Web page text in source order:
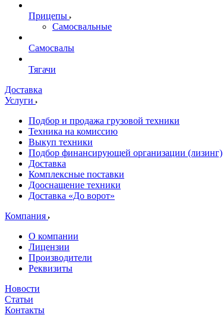
Прицепы
Самосвальные
Самосвалы
Тягачи
Доставка
Услуги
Подбор и продажа грузовой техники
Техника на комиссию
Выкуп техники
Подбор финансирующей организации (лизинг)
Доставка
Комплексные поставки
Дооснащение техники
Доставка «До ворот»
Компания
О компании
Лицензии
Производители
Реквизиты
Новости
Статьи
Контакты